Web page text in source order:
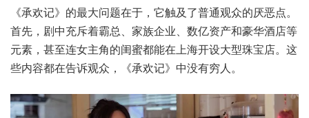
《承欢记》的最大问题在于，它触及了普通观众的厌恶点。
首先，剧中充斥着霸总、家族企业、数亿资产和豪华酒店等
元素，甚至连女主角的闺蜜都能在上海开设大型珠宝店。这
些内容都在告诉观众，《承欢记》中没有穷人。